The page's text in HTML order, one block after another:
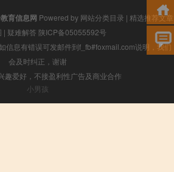
育信息网 Powered by 网站分类目录 | 精选推荐文章
| 疑难解答 陕ICP备05055592号
信息有错误可发邮件到f_fb#foxmail.com说明，我们
会及时纠正，谢谢
趣爱好，不接盈利性广告及商业合作
小男孩